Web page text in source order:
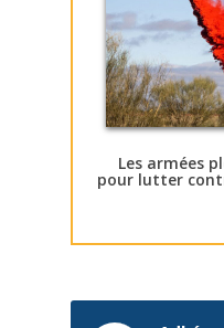
Les armées
pour lutter